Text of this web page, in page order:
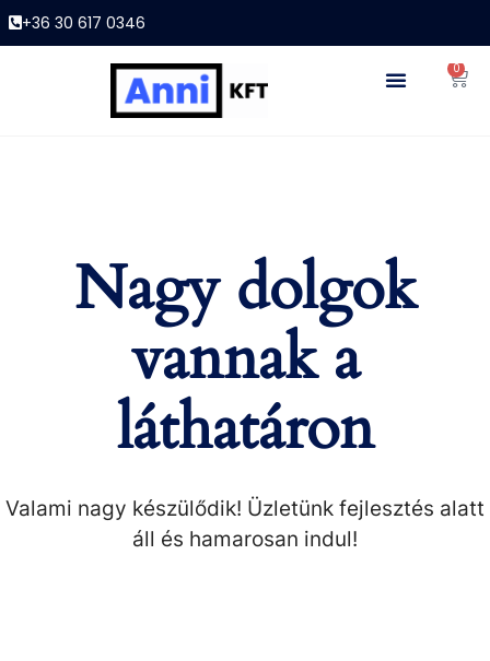
+36 30 617 0346
0
Nagy dolgok
vannak a
láthatáron
Valami nagy készülődik! Üzletünk fejlesztés alatt
áll és hamarosan indul!